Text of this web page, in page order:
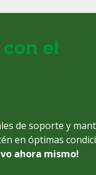
el
de soporte y
en óptimas
ahora mismo!